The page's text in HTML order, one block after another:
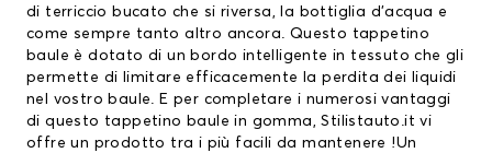
di terriccio bucato che si riversa, la bottiglia d’acqua e
come sempre tanto altro ancora. Questo tappetino
baule è dotato di un bordo intelligente in tessuto che gli
permette di limitare efficacemente la perdita dei liquidi
nel vostro baule. E per completare i numerosi vantaggi
di questo tappetino baule in gomma, Stilistauto.it vi
offre un prodotto tra i più facili da mantenere !Un